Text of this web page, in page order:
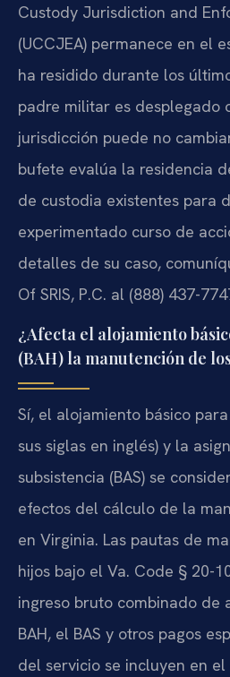
Custody Jurisdiction and
(UCCJEA) permanece en el
ha residido durante los
padre militar es desplegado
jurisdicción puede no
bufete evalúa la residencia
de custodia existentes para
experimentado curso de
detalles de su caso,
Of SRIS, P.C. al (888) 437-
¿Afecta el alojamiento
(BAH) la manutención de
Sí, el alojamiento básico
sus siglas en inglés) y la
subsistencia (BAS) se
efectos del cálculo de la
en Virginia. Las pautas de
hijos bajo el Va. Code § 20-
ingreso bruto combinado de
BAH, el BAS y otros pagos
del servicio se incluyen en